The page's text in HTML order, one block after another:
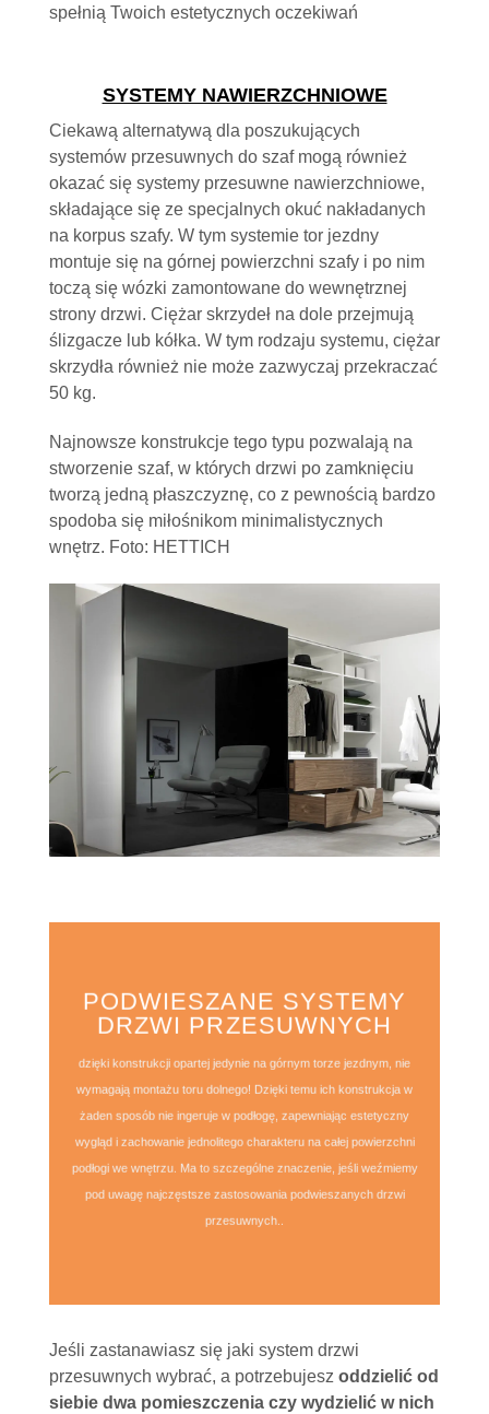
spełnią Twoich estetycznych oczekiwań
SYSTEMY NAWIERZCHNIOWE
Ciekawą alternatywą dla poszukujących
systemów przesuwnych do szaf mogą również
okazać się systemy przesuwne nawierzchniowe,
składające się ze specjalnych okuć nakładanych
na korpus szafy. W tym systemie tor jezdny
montuje się na górnej powierzchni szafy i po nim
toczą się wózki zamontowane do wewnętrznej
strony drzwi. Ciężar skrzydeł na dole przejmują
ślizgacze lub kółka. W tym rodzaju systemu, ciężar
skrzydła również nie może zazwyczaj przekraczać
50 kg.
Najnowsze konstrukcje tego typu pozwalają na
stworzenie szaf, w których drzwi po zamknięciu
tworzą jedną płaszczyznę, co z pewnością bardzo
spodoba się miłośnikom minimalistycznych
wnętrz. Foto: HETTICH
PODWIESZANE SYSTEMY
DRZWI PRZESUWNYCH
dzięki konstrukcji opartej jedynie na górnym torze jezdnym, nie
wymagają montażu toru dolnego! Dzięki temu ich konstrukcja w
żaden sposób nie ingeruje w podłogę, zapewniając estetyczny
wygląd i zachowanie jednolitego charakteru na całej powierzchni
podłogi we wnętrzu. Ma to szczególne znaczenie, jeśli weźmiemy
pod uwagę najczęstsze zastosowania podwieszanych drzwi
przesuwnych..
Jeśli zastanawiasz się jaki system drzwi
przesuwnych wybrać, a potrzebujesz oddzielić od
siebie dwa pomieszczenia czy wydzielić w nich